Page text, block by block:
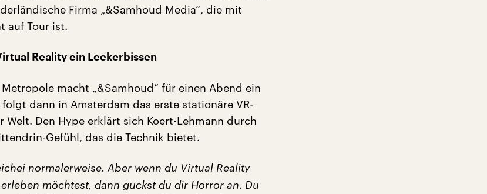
Firma „&Samhoud Media“, die mit
auf Tour ist.
Reality ein Leckerbissen
macht „&Samhoud“ für einen Abend ein
dann in Amsterdam das erste stationäre VR-
Welt. Den Hype erklärt sich Koert-Lehmann durch
Gefühl, das die Technik bietet.
normalerweise. Aber wenn du Virtual Reality
möchtest, dann guckst du dir Horror an. Du